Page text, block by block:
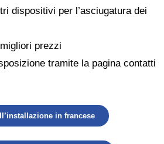
dispositivi per l’asciugatura dei
prezzi
tramite la pagina contatti
in francese